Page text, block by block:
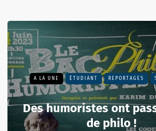
A LA UNE ÉTUDIANT REPORTAGES
Des humoristes ont
de philo !